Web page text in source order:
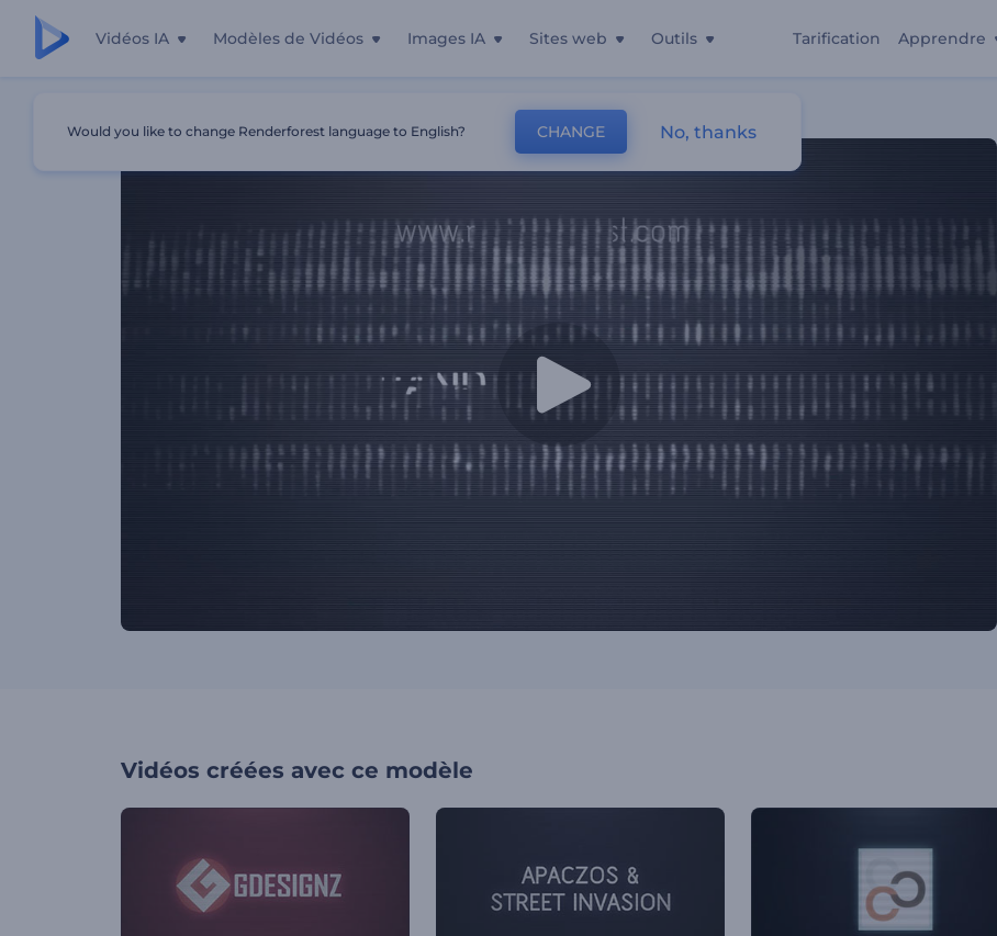
Vidéos IA Modèles de Vidéos Images IA Sites web Outils Tarification Apprendre
Vidéos créées avec ce modèle
Would you like to change Renderforest language to English? CHANGE No, thanks